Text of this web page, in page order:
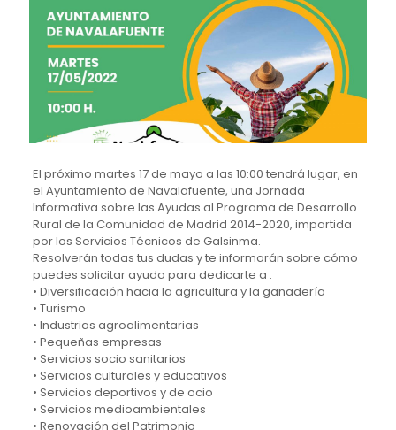
El próximo martes 17 de mayo a las 10:00 tendrá lugar, en
el Ayuntamiento de Navalafuente, una Jornada
Informativa sobre las Ayudas al Programa de Desarrollo
Rural de la Comunidad de Madrid 2014-2020, impartida
por los Servicios Técnicos de Galsinma.
Resolverán todas tus dudas y te informarán sobre cómo
puedes solicitar ayuda para dedicarte a :
• Diversificación hacia la agricultura y la ganadería
• Turismo
• Industrias agroalimentarias
• Pequeñas empresas
• Servicios socio sanitarios
• Servicios culturales y educativos
• Servicios deportivos y de ocio
• Servicios medioambientales
• Renovación del Patrimonio